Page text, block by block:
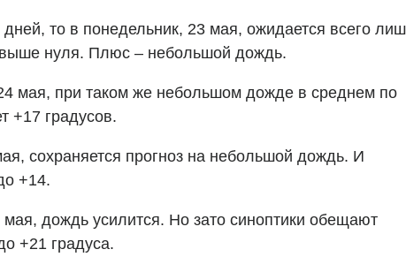
дней, то в понедельник, 23 мая, ожидается всего
выше нуля. Плюс – небольшой дождь.
мая, при таком же небольшом дожде в среднем по
+17 градусов.
сохраняется прогноз на небольшой дождь. И
+14.
мая, дождь усилится. Но зато синоптики обещают
+21 градуса.